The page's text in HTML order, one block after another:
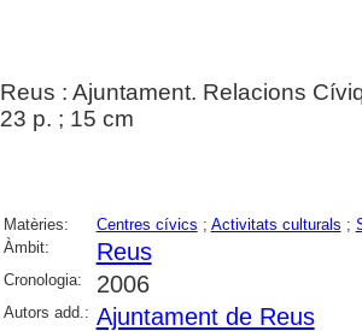
Reus : Ajuntament. Relacions
23 p. ; 15 cm
Matèries: Centres cívics ; Activitats culturals ;
Àmbit:
Reus
Cronologia: 2006
Autors add.: Ajuntament de Reus